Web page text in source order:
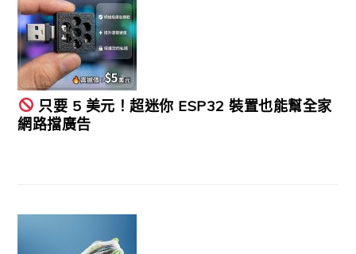
只要 5 美元！超迷你 ESP32 裝置也能幫全家
網路擋廣告